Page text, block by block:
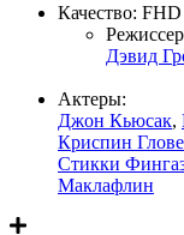
Качество: FHD
Дэвид
Актеры:
Джон Кьюсак,
Криспин
Стикки
Маклафлин